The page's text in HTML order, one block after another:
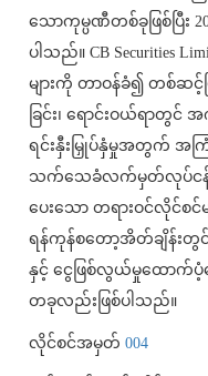
သောကုမ္ပဏီတစ်ခုဖြစ်ပြီး
ပါသည်။ CB
များကို တာဝန်ခံ၍ တစ်ဆင့်ဖ
ခြင်း၊ ရောင်းဝယ်ရာတွင်
ရင်းနှီးမြှုပ်နှံမှုအတွက် အက
သက်သေခံလက်မှတ်လုပ်ငန်း
ပေးသော တရားဝင်လိုင်စ
ရန်ကုန်စတော့အိတ်ချိန်း
နှင့် ငွေဖြစ်လွယ်မှုထောက်
တခုလည်းဖြစ်ပါသည်။
လိုင်စင်အမှတ်004